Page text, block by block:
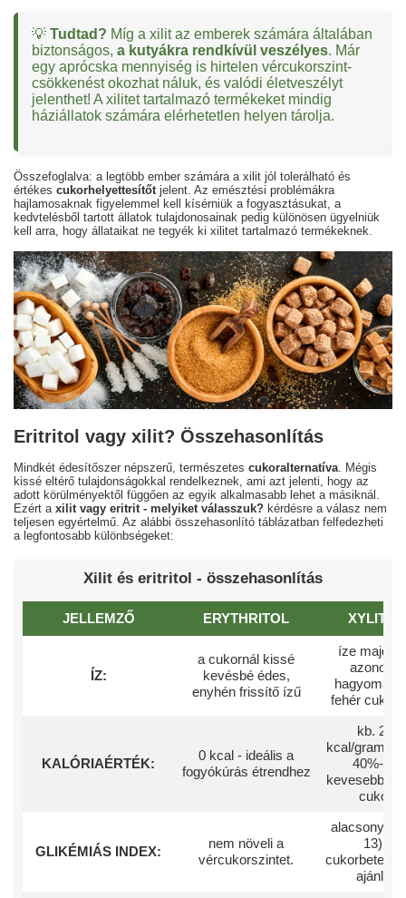
💡 Tudtad? Míg a xilit az emberek számára általában
biztonságos, a kutyákra rendkívül veszélyes. Már
egy aprócska mennyiség is hirtelen vércukorszint-
csökkenést okozhat náluk, és valódi életveszélyt
jelenthet! A xilitet tartalmazó termékeket mindig
háziállatok számára elérhetetlen helyen tárolja.
Összefoglalva: a legtöbb ember számára a xilit jól tolerálható és
értékes cukorhelyettesítőt jelent. Az emésztési problémákra
hajlamosaknak figyelemmel kell kísérniük a fogyasztásukat, a
kedvtelésből tartott állatok tulajdonosainak pedig különösen ügyelniük
kell arra, hogy állataikat ne tegyék ki xilitet tartalmazó termékeknek.
Eritritol vagy xilit? Összehasonlítás
Mindkét édesítőszer népszerű, természetes cukoralternatíva . Mégis
kissé eltérő tulajdonságokkal rendelkeznek, ami azt jelenti, hogy az
adott körülményektől függően az egyik alkalmasabb lehet a másiknál.
Ezért a xilit vagy eritrit - melyiket válasszuk? kérdésre a válasz nem
teljesen egyértelmű. Az alábbi összehasonlító táblázatban felfedezheti
a legfontosabb különbségeket:
Xilit és eritritol - összehasonlítás
JELLEMZŐ ERYTHRITOL XYLITOL
ÍZ:
a cukornál kissé
kevésbé édes,
enyhén frissítő ízű
íze
azonos a
fehér
KALÓRIAÉRTÉK:
0 kcal - ideális a
fogyókúrás étrendhez
kb. 2,4
kcal/gramm
40%-kal
kevesebb,
cukor.
GLIKÉMIÁS INDEX:
nem növeli a
vércukorszintet.
alacsony GI
13) -
ajánlott